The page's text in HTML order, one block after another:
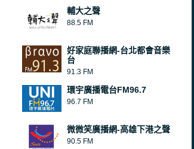
輔大之聲
88.5 FM
好家庭聯播網-台北都會音樂
台
91.3 FM
環宇廣播電台FM96.7
96.7 FM
微微笑廣播網-高雄下港之聲
90.5 FM